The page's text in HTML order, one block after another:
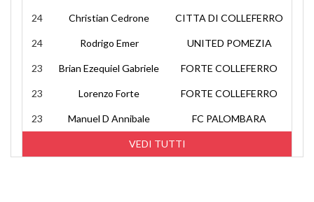
VEDI TUTTI
24 Christian Cedrone CITTA DI COLLEFERRO
24 Rodrigo Emer UNITED POMEZIA
23 Brian Ezequiel Gabriele FORTE COLLEFERRO
23 Lorenzo Forte FORTE COLLEFERRO
23 Manuel D Annibale FC PALOMBARA